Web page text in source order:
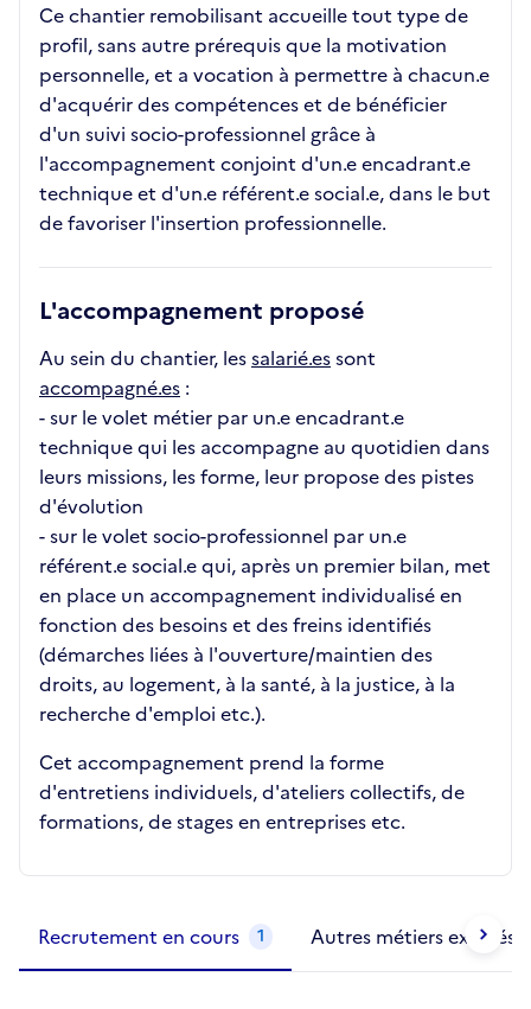
Ce chantier remobilisant accueille tout type de
profil, sans autre prérequis que la motivation
personnelle, et a vocation à permettre à chacun.e
d'acquérir des compétences et de bénéficier
d'un suivi socio-professionnel grâce à
l'accompagnement conjoint d'un.e encadrant.e
technique et d'un.e référent.e social.e, dans le but
de favoriser l'insertion professionnelle.
L'accompagnement proposé
Au sein du chantier, lessalarié.essont
accompagné.es :
- sur le volet métier par un.e encadrant.e
technique qui les accompagne au quotidien dans
leurs missions, les forme, leur propose des pistes
d'évolution
- sur le volet socio-professionnel par un.e
référent.e social.e qui, après un premier bilan, met
en place un accompagnement individualisé en
fonction des besoins et des freins identifiés
(démarches liées à l'ouverture/maintien des
droits, au logement, à la santé, à la justice, à la
recherche d'emploi etc.).
Cet accompagnement prend la forme
d'entretiens individuels, d'ateliers collectifs, de
formations, de stages en entreprises etc.
Recrutement en cours 1 Autres métiers exercés